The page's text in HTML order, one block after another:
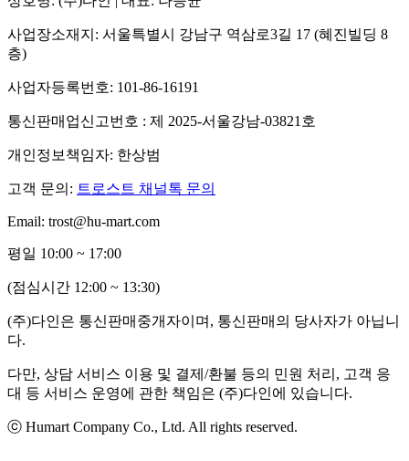
사업장소재지: 서울특별시 강남구 역삼로3길 17 (혜진빌딩 8
층)
사업자등록번호: 101-86-16191
통신판매업신고번호 : 제 2025-서울강남-03821호
개인정보책임자: 한상범
고객 문의: 트로스트 채널톡 문의
Email: trost@hu-mart.com
평일 10:00 ~ 17:00
(점심시간 12:00 ~ 13:30)
(주)다인은 통신판매중개자이며, 통신판매의 당사자가 아닙니
다.
다만, 상담 서비스 이용 및 결제/환불 등의 민원 처리, 고객 응
대 등 서비스 운영에 관한 책임은 (주)다인에 있습니다.
ⓒ Humart Company Co., Ltd. All rights reserved.